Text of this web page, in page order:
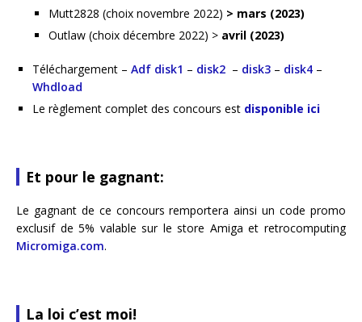
Mutt2828 (choix novembre 2022) > mars (2023)
Outlaw (choix décembre 2022) > avril (2023)
Téléchargement – Adf disk1 – disk2 – disk3 – disk4 –
Whdload
Le règlement complet des concours est disponible ici
Et pour le gagnant:
Le gagnant de ce concours remportera ainsi un code promo
exclusif de 5% valable sur le store Amiga et retrocomputing
Micromiga.com.
La loi c’est moi!